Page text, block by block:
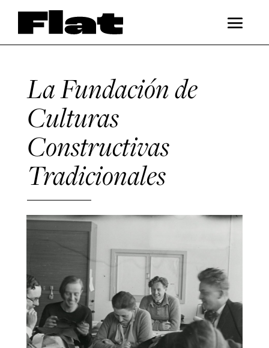
La Fundación de
Culturas
Constructivas
Tradicionales